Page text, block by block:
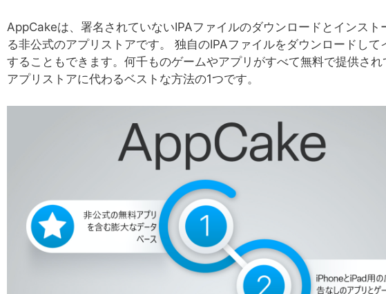
AppCakeは、署名されていないIPAファイルのダウンロードとインスト
る非公式のアプリストアです。 独自のIPAファイルをダウンロードして
することもできます。何千ものゲームやアプリがすべて無料で提供さ
アプリストアに代わるベストな方法の1つです。